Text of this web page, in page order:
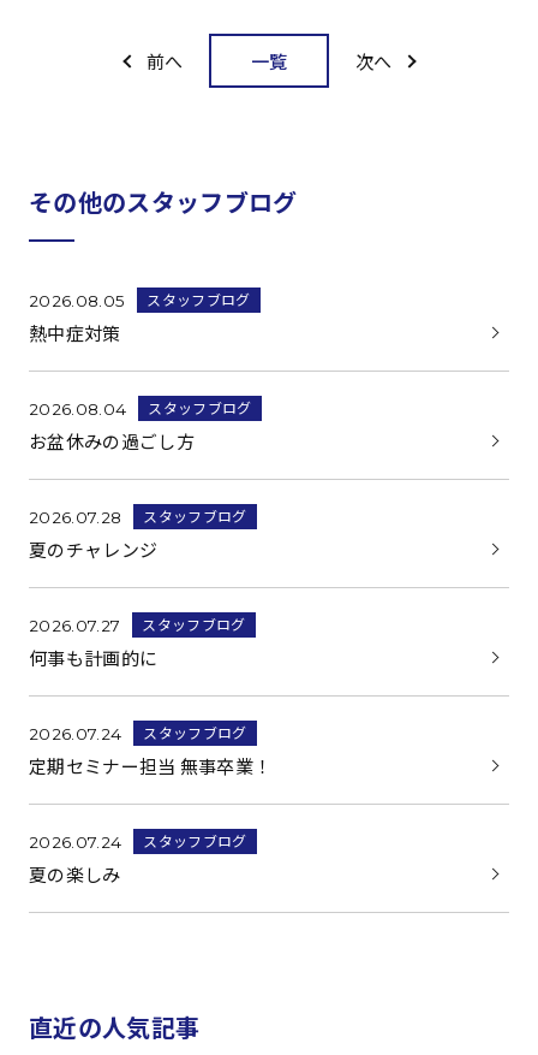
前へ 一覧 次へ
その他のスタッフブログ
2026.08.05 スタッフブログ
熱中症対策
2026.08.04 スタッフブログ
お盆休みの過ごし方
2026.07.28 スタッフブログ
夏のチャレンジ
2026.07.27 スタッフブログ
何事も計画的に
2026.07.24 スタッフブログ
定期セミナー担当 無事卒業！
2026.07.24 スタッフブログ
夏の楽しみ
直近の人気記事